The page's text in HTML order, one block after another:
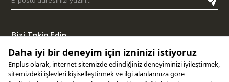
karıştırma aletinizi seçin, istediğiniz hızı ayarlayın ve başlamaya
Zevkinize göre tasarlanmış aksesuarlar
Aksesuar göbeği aracılığıyla mutfak robotunuza takabileceğiniz
15'ten fazla isteğe bağlı ek parça bulunmaktadır. Herhangi bir
aparatı takmak ve sonsuz mutfak olanaklarını keşfetmek için
kafadaki aksesuar göbek kapağını açmanız yeterlidir. Evde hemen
Bizi Takip Edin